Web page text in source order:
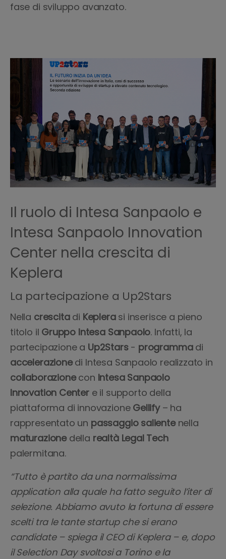
fase di sviluppo avanzato.
Il ruolo di Intesa Sanpaolo e
Intesa Sanpaolo Innovation
Center nella crescita di
Keplera
La partecipazione a Up2Stars
Nella crescitadi Keplerasi inserisce a pieno
titolo il Gruppo Intesa Sanpaolo. Infatti, la
partecipazione a Up2Stars- programmadi
accelerazionedi Intesa Sanpaolo realizzato in
collaborazionecon Intesa Sanpaolo
Innovation Centere il supporto della
piattaforma di innovazione Gellify– ha
rappresentato un passaggio salientenella
maturazionedella realtà Legal Tech
palermitana.
“Tutto è partito da una normalissima
application alla quale ha fatto seguito l’iter di
selezione. Abbiamo avuto la fortuna di essere
scelti tra le tante startup che si erano
candidate – spiega il CEO di Keplera – e, dopo
il Selection Day svoltosi a Torino e la